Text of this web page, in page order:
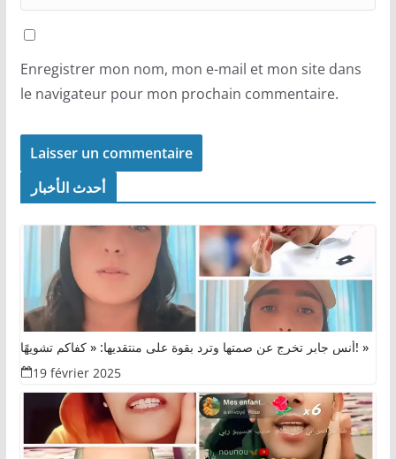
Enregistrer mon nom, mon e-mail et mon site dans
le navigateur pour mon prochain commentaire.
أحدث الأخبار
أنس جابر تخرج عن صمتها وترد بقوة على منتقديها: « كفاكم تشويهًا! »
19 février 2025